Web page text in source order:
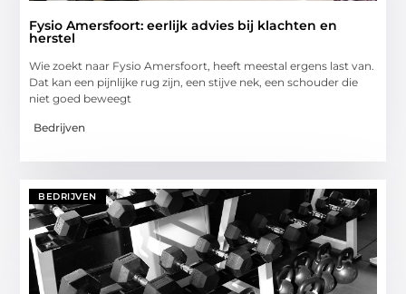
Fysio Amersfoort: eerlijk advies bij klachten en
herstel
Wie zoekt naar Fysio Amersfoort, heeft meestal ergens last van.
Dat kan een pijnlijke rug zijn, een stijve nek, een schouder die
niet goed beweegt
Bedrijven
BEDRIJVEN